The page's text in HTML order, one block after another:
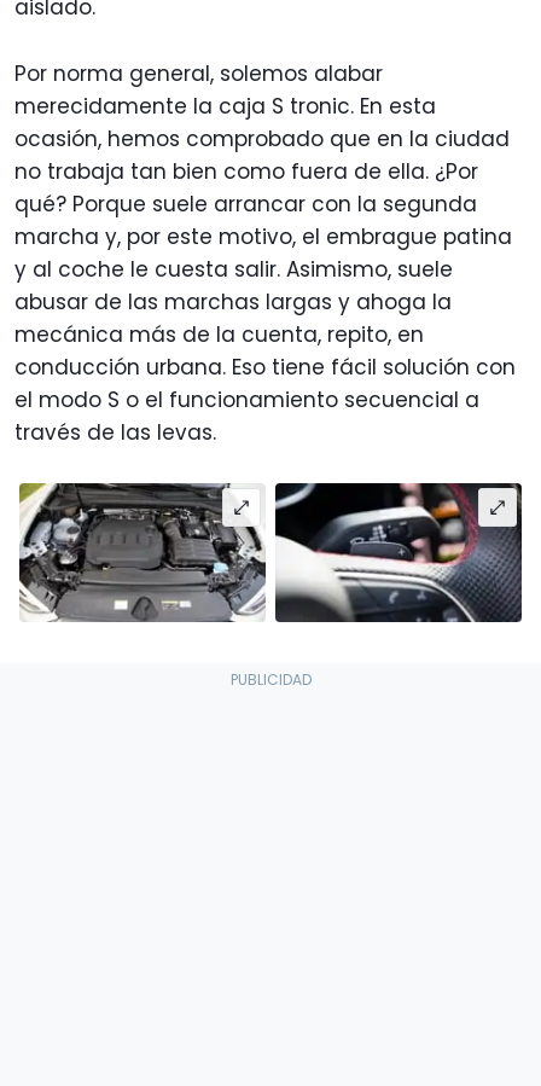
aislado.
Por norma general, solemos alabar
merecidamente la caja S tronic. En esta
ocasión, hemos comprobado que en la ciudad
no trabaja tan bien como fuera de ella. ¿Por
qué? Porque suele arrancar con la segunda
marcha y, por este motivo, el embrague patina
y al coche le cuesta salir. Asimismo, suele
abusar de las marchas largas y ahoga la
mecánica más de la cuenta, repito, en
conducción urbana. Eso tiene fácil solución con
el modo S o el funcionamiento secuencial a
través de las levas.